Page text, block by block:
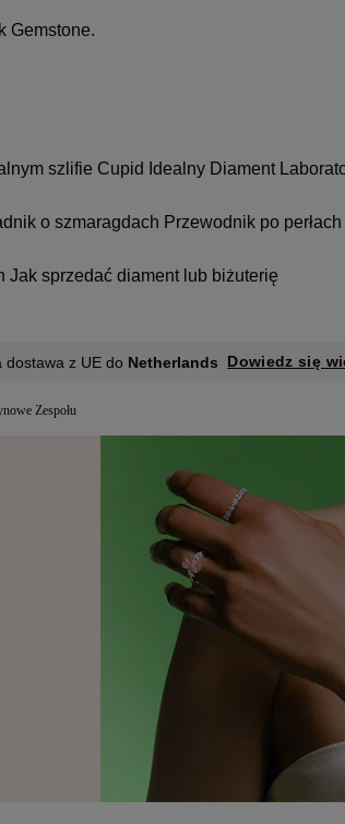
Gemstone.
szlifie Cupid Idealny Diament
o szmaragdach Przewodnik po perłach
Jak sprzedać diament lub biżuterię
dostawa z UE do Netherlands Dowiedz się
Zespołu